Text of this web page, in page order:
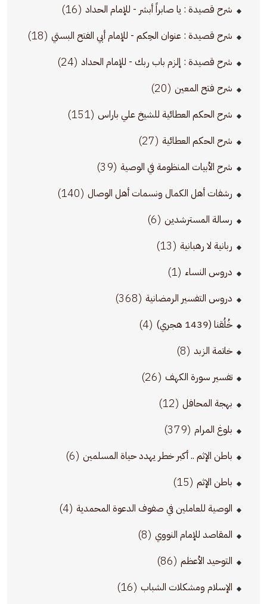
شرح قصيدة : يا صابراً أبشر - للإمام الحداد (16)
شرح قصيدة : عنوان الحِكم - للإمام أبي الفتح البستي (18)
شرح قصيدة : إلزم باب ربك - للإمام الحداد (24)
شرح فتح المعين (20)
شرح الحكم العطائية للشيخ علي باراس (151)
شرح الحكم العطائية (27)
شرح الأبيات المنظومة في الوصية (39)
رشفات أهل الكمال ونسمات أهل الوصال (140)
رسالة المسترشدين (6)
ربانية لا رهبانية (13)
دروس النساء (1)
دروس التفسير الرمضانية (368)
خُلُقنا (1439 هجري) (4)
خاتمة الزبد (8)
تفسير سورة الكهف (26)
بهجة المحافل (12)
بلوغ المرام (379)
باطن الإثم .. أكبر خطر يهدد حياة المسلمين (6)
باطن الإثم (15)
الوصية للعاملين في صفوف الدعوة المحمدية (4)
المقاصد للإمام النووي (8)
التوحيد الأعظم (86)
الإسلام ومشكلات الشباب (16)